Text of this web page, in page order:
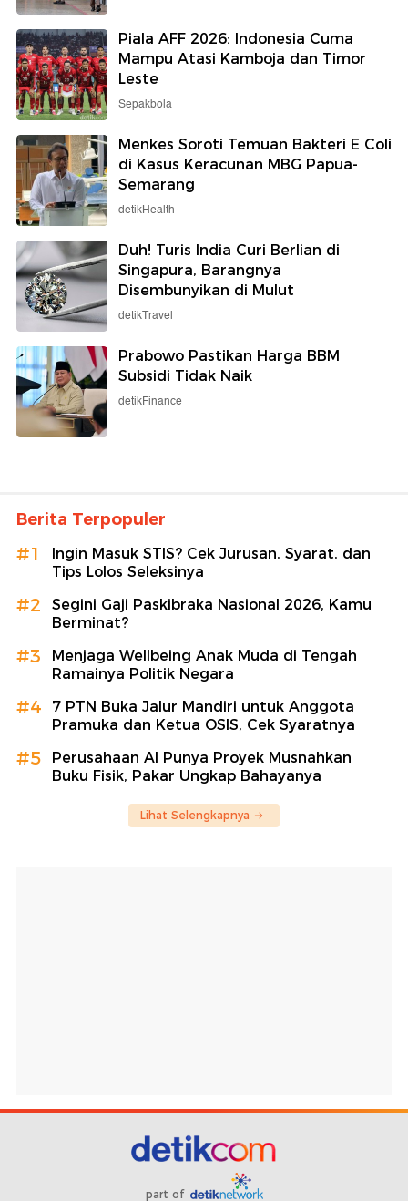
Piala AFF 2026: Indonesia Cuma
Mampu Atasi Kamboja dan Timor
Leste
Sepakbola
Menkes Soroti Temuan Bakteri E Coli
di Kasus Keracunan MBG Papua-
Semarang
detikHealth
Duh! Turis India Curi Berlian di
Singapura, Barangnya
Disembunyikan di Mulut
detikTravel
Prabowo Pastikan Harga BBM
Subsidi Tidak Naik
detikFinance
Berita Terpopuler
#1
Ingin Masuk STIS? Cek Jurusan, Syarat, dan
Tips Lolos Seleksinya
#2
Segini Gaji Paskibraka Nasional 2026, Kamu
Berminat?
#3
Menjaga Wellbeing Anak Muda di Tengah
Ramainya Politik Negara
#4
7 PTN Buka Jalur Mandiri untuk Anggota
Pramuka dan Ketua OSIS, Cek Syaratnya
#5
Perusahaan AI Punya Proyek Musnahkan
Buku Fisik, Pakar Ungkap Bahayanya
Lihat Selengkapnya
part of